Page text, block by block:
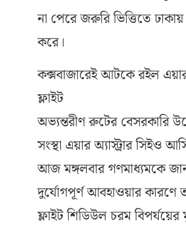
না পেরে জরুরি ভিত্তিতে
করে।
কক্সবাজারেই আটকে রইল এয়ার
ফ্লাইট
অভ্যন্তরীণ রুটের বেসরকারি
সংস্থা এয়ার অ্যাস্ট্রার সিইও
আজ মঙ্গলবার গণমাধ্যমকে
দুর্যোগপূর্ণ আবহাওয়ার কারণে
ফ্লাইট শিডিউল চরম